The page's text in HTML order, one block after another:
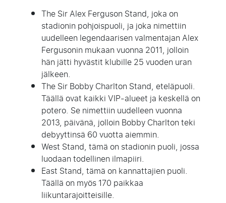
The Sir Alex Ferguson Stand, joka on
stadionin pohjoispuoli, ja joka nimettiin
uudelleen legendaarisen valmentajan Alex
Fergusonin mukaan vuonna 2011, jolloin
hän jätti hyvästit klubille 25 vuoden uran
jälkeen.
The Sir Bobby Charlton Stand, eteläpuoli.
Täällä ovat kaikki VIP-alueet ja keskellä on
potero. Se nimettiin uudelleen vuonna
2013, päivänä, jolloin Bobby Charlton teki
debyyttinsä 60 vuotta aiemmin.
West Stand, tämä on stadionin puoli, jossa
luodaan todellinen ilmapiiri.
East Stand, tämä on kannattajien puoli.
Täällä on myös 170 paikkaa
liikuntarajoitteisille.